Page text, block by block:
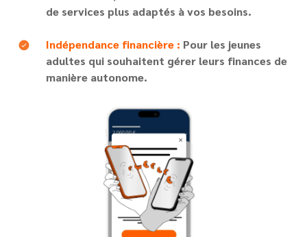
de services plus adaptés à vos besoins.
Text Indépendance financière : Pour les jeunes
adultes qui souhaitent gérer leurs finances de
manière autonome.